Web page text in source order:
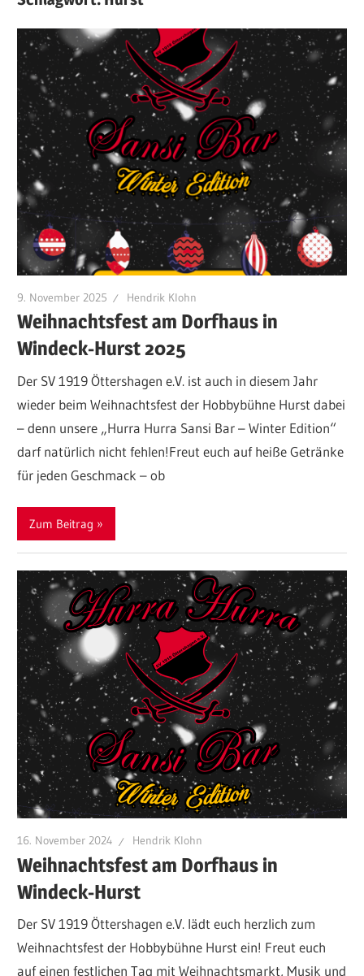
9. November 2025 Hendrik Klohn
Weihnachtsfest am Dorfhaus in
Windeck-Hurst 2025
Der SV 1919 Öttershagen e.V. ist auch in diesem Jahr
wieder beim Weihnachtsfest der Hobbybühne Hurst dabei
– denn unsere „Hurra Hurra Sansi Bar – Winter Edition“
darf natürlich nicht fehlen!Freut euch auf heiße Getränke
für jeden Geschmack – ob
Zum Beitrag
16. November 2024 Hendrik Klohn
Weihnachtsfest am Dorfhaus in
Windeck-Hurst
Der SV 1919 Öttershagen e.V. lädt euch herzlich zum
Weihnachtsfest der Hobbybühne Hurst ein! Freut euch
auf einen festlichen Tag mit Weihnachtsmarkt, Musik und